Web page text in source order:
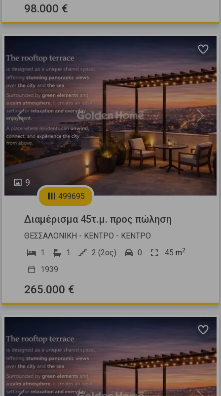
98.000 €
9
Previous Next
499695
Διαμέρισμα 45τ.μ. προς πώληση
ΘΕΣΣΑΛΟΝΙΚΗ - ΚΕΝΤΡΟ - ΚΕΝΤΡΟ
1
1 2 (2ος) 0 45 m2
1939
265.000 €